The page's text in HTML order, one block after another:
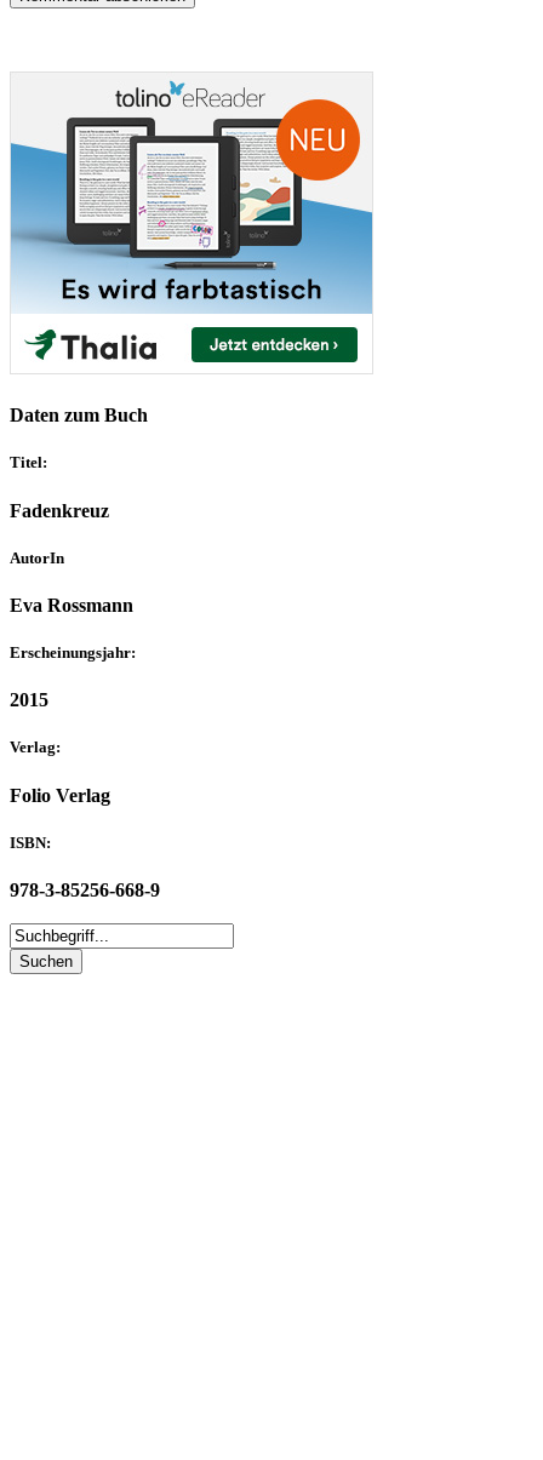
Daten zum Buch
Titel:
Fadenkreuz
AutorIn
Eva Rossmann
Erscheinungsjahr:
2015
Verlag:
Folio Verlag
ISBN:
978-3-85256-668-9